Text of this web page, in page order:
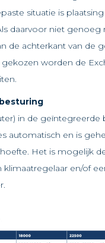
situatie is
daarvoor niet
de achterkant van de
gekozen worden de
in de geïntegreerde
automatisch en is
Het is mogelijk
en/of